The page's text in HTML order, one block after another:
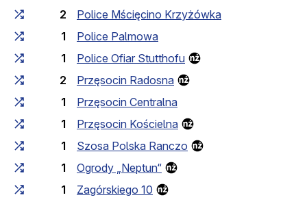
2
Police Mścięcino Krzyżówka
1
Police Palmowa
1
Police Ofiar Stutthofu
2
Przęsocin Radosna
1
Przęsocin Centralna
1
Przęsocin Kościelna
1
Szosa Polska Ranczo
1
Ogrody „Neptun“
1
Zagórskiego 10